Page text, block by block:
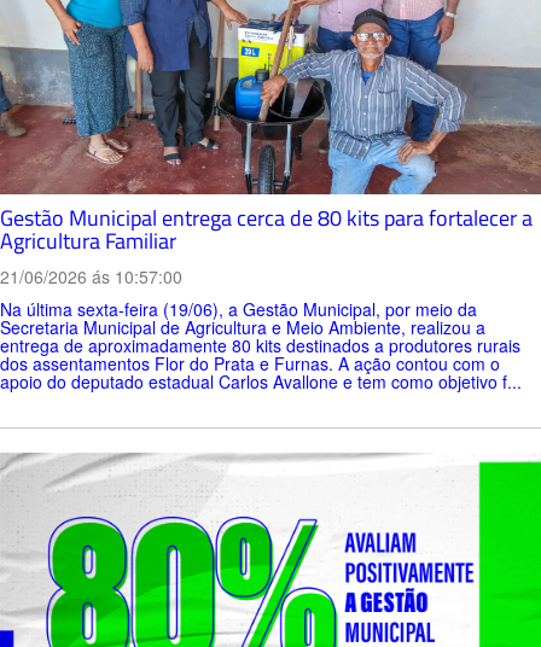
Gestão Municipal entrega cerca de 80 kits para fortalecer a
Agricultura Familiar
21/06/2026 ás 10:57:00
Na última sexta-feira (19/06), a Gestão Municipal, por meio da
Secretaria Municipal de Agricultura e Meio Ambiente, realizou a
entrega de aproximadamente 80 kits destinados a produtores rurais
dos assentamentos Flor do Prata e Furnas. A ação contou com o
apoio do deputado estadual Carlos Avallone e tem como objetivo f...